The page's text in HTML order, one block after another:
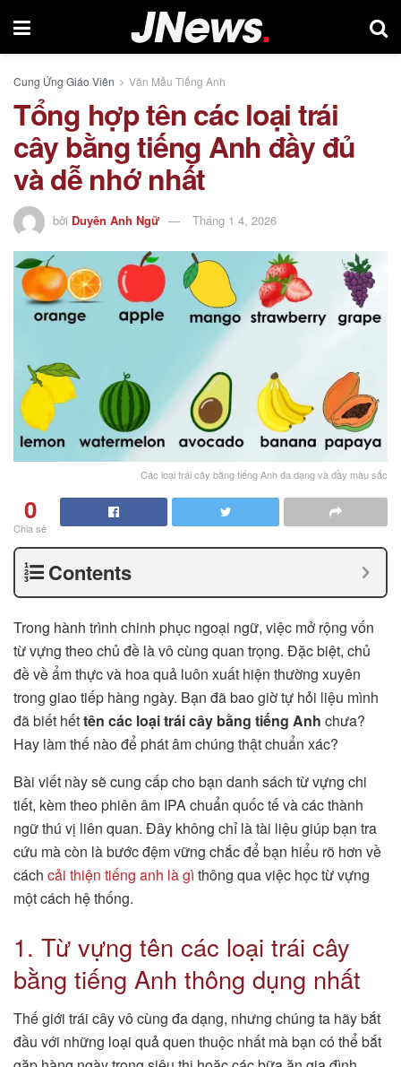
Cung Ứng Giáo Viên Văn Mẫu Tiếng Anh
Tổng hợp tên các loại trái
cây bằng tiếng Anh đầy đủ
và dễ nhớ nhất
bởi Duyên Anh Ngữ Tháng 1 4, 2026
Các loại trái cây bằng tiếng Anh đa dạng và đầy màu sắc
0
Chia sẻ
Contents
Trong hành trình chinh phục ngoại ngữ, việc mở rộng vốn
từ vựng theo chủ đề là vô cùng quan trọng. Đặc biệt, chủ
đề về ẩm thực và hoa quả luôn xuất hiện thường xuyên
trong giao tiếp hàng ngày. Bạn đã bao giờ tự hỏi liệu mình
đã biết hếttên các loại trái cây bằng tiếng Anh chưa?
Hay làm thế nào để phát âm chúng thật chuẩn xác?
Bài viết này sẽ cung cấp cho bạn danh sách từ vựng chi
tiết, kèm theo phiên âm IPA chuẩn quốc tế và các thành
ngữ thú vị liên quan. Đây không chỉ là tài liệu giúp bạn tra
cứu mà còn là bước đệm vững chắc để bạn hiểu rõ hơn về
cách cải thiện tiếng anh là gì thông qua việc học từ vựng
một cách hệ thống.
1. Từ vựng tên các loại trái cây
bằng tiếng Anh thông dụng nhất
Thế giới trái cây vô cùng đa dạng, nhưng chúng ta hãy bắt
đầu với những loại quả quen thuộc nhất mà bạn có thể bắt